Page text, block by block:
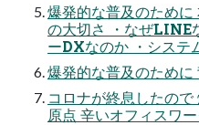
爆発的な普及のために
の大切さ ・なぜLINE
ーDXなのか ・システ
爆発的な普及のため
コロナが終息したの
原点 辛いオフィスワ